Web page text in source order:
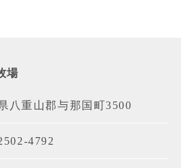
場
八重山郡与那国町3500
4792